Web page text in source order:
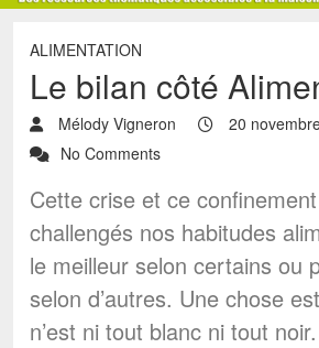
ALIMENTATION
Le bilan côté
Mélody Vigneron
20
No Comments
Cette crise et ce
challengés nos habitudes
le meilleur selon certains ou
selon d’autres. Une chose
n’est ni tout blanc ni tout noir.